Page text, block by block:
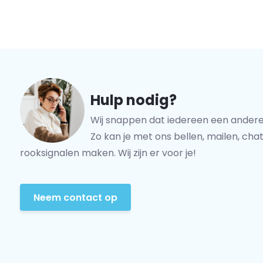
Hulp nodig?
Wij snappen dat iedereen een
Zo kan je met ons bellen, mailen,
rooksignalen maken. Wij zijn er voor je!
Neem contact op